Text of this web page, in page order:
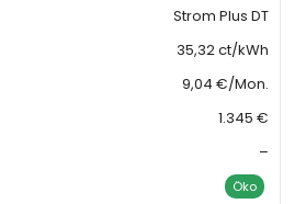
Strom Plus DT
35,32 ct/kWh
9,04 €/Mon.
1.345 €
–
Öko